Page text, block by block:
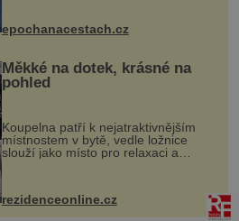
epochanacestach.cz
Měkké na dotek, krásné na
pohled
Koupelna patří k nejatraktivnějším
místnostem v bytě, vedle ložnice
slouží jako místo pro relaxaci a
odpočinek. Koupelnový textil –
ručníky, osušky a koberečky –
mohou jako mávnutím kouzelného
proutku...
rezidenceonline.cz